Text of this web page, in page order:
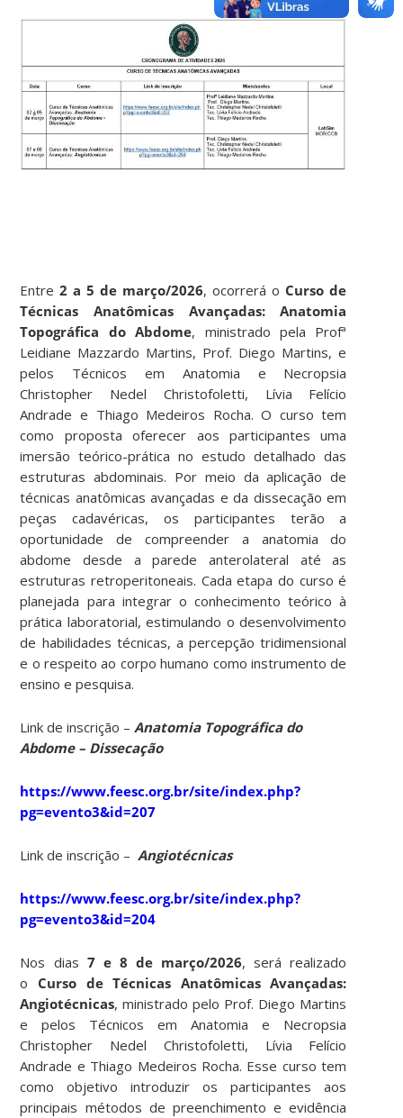
Entre 2 a 5 de março/2026, ocorrerá o Curso de
Técnicas Anatômicas Avançadas: Anatomia
Topográfica do Abdome, ministrado pela Profª
Leidiane Mazzardo Martins, Prof. Diego Martins, e
pelos Técnicos em Anatomia e Necropsia
Christopher Nedel Christofoletti, Lívia Felício
Andrade e Thiago Medeiros Rocha. O curso tem
como proposta oferecer aos participantes uma
imersão teórico-prática no estudo detalhado das
estruturas abdominais. Por meio da aplicação de
técnicas anatômicas avançadas e da dissecação em
peças cadavéricas, os participantes terão a
oportunidade de compreender a anatomia do
abdome desde a parede anterolateral até as
estruturas retroperitoneais. Cada etapa do curso é
planejada para integrar o conhecimento teórico à
prática laboratorial, estimulando o desenvolvimento
de habilidades técnicas, a percepção tridimensional
e o respeito ao corpo humano como instrumento de
ensino e pesquisa.
Link de inscrição –Anatomia Topográfica do
Abdome – Dissecação
https://www.feesc.org.br/site/index.php?
pg=evento3&id=207
Link de inscrição –Angiotécnicas
https://www.feesc.org.br/site/index.php?
pg=evento3&id=204
Nos dias 7 e 8 de março/2026, será realizado
o Curso de Técnicas Anatômicas Avançadas:
Angiotécnicas, ministrado pelo Prof. Diego Martins
e pelos Técnicos em Anatomia e Necropsia
Christopher Nedel Christofoletti, Lívia Felício
Andrade e Thiago Medeiros Rocha. Esse curso tem
como objetivo introduzir os participantes aos
principais métodos de preenchimento e evidência